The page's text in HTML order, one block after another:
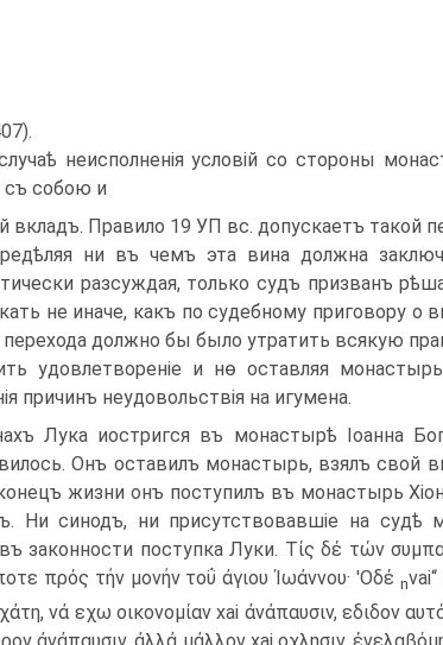
неисполненія условій со стороны
съ собою и
вкладъ. Правило 19 УП вс. допускаетъ такой
ни въ чемъ эта вина должна
разсуждая, только судъ призванъ
не иначе, какъ по судебному приговору о
перехода должно бы было утратить всякую
удовлетвореніе и нѳ оставляя
причинъ неудовольствія на игумена.
Лука иостригся въ монастырѣ Іоанна
Онъ оставилъ монастырь, взялъ свой
жизни онъ поступилъ въ монастырь
Ни синодъ, ни присутствовавшіе на судѣ
законности поступка Луки. Τίς δέ τών
πρός τήν μονήν τοΰ άγιου Ίωάννου· 'Οδέ n
νά εχω οικονομίαν xai άνάπαυσιν, εδιδον